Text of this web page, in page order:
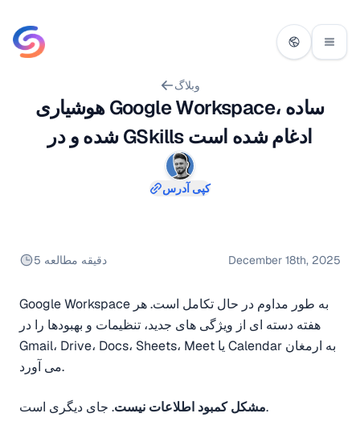
وبلاگ
هوشیاری Google Workspace، ساده
شده و در GSkills ادغام شده است
کپی آدرس
5 دقیقه مطالعه December 18th, 2025
Google Workspace به طور مداوم در حال تکامل است. هر
هفته دسته ای از ویژگی های جدید، تنظیمات و بهبودها را در
Gmail، Drive، Docs، Sheets، Meet یا Calendar به ارمغان
می آورد.
مشکل کمبود اطلاعات نیست. جای دیگری است.